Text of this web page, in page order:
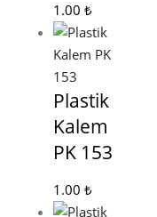
1.00 ₺
Plastik
Kalem
PK 153
1.00 ₺